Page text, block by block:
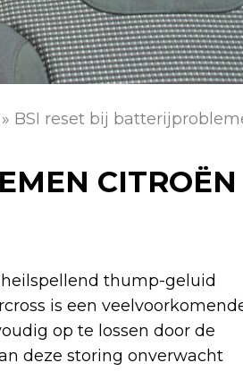
» BSI reset bij
CITROËN
thump-geluid
is een
op te lossen door de
deze storing onverwacht